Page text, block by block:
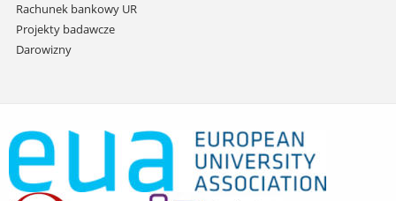
Rachunek bankowy UR
Projekty badawcze
Darowizny